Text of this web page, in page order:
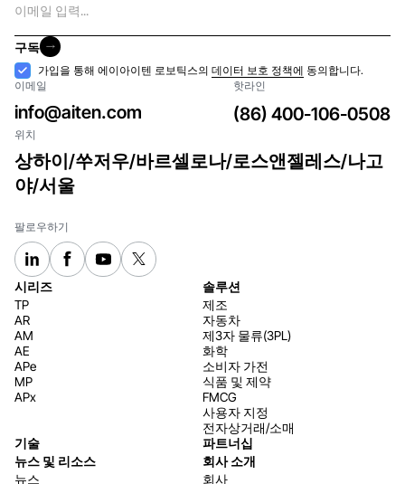
메
일
구독
구독
수
락
가입을 통해 에이아이텐 로보틱스의데이터 보호 정책에 동의합니다.
이메일
info@aiten.com
핫라인
(86) 400-106-0508
위치
상하이/쑤저우/바르셀로나/로스앤젤레스/나고
야/서울
팔로우하기
시리즈
TP
AR
AM
AE
APe
MP
APx
솔루션
제조
자동차
제3자 물류(3PL)
화학
소비자 가전
식품 및 제약
FMCG
사용자 지정
전자상거래/소매
기술
파트너십
뉴스 및 리소스
뉴스
회사 소개
회사